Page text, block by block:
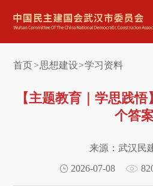
首页>思想建设>学习资料
【主题教育｜学思践
个答
来源：武汉民
2026-07-08